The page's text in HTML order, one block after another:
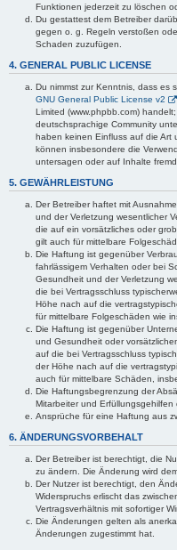
Funktionen jederzeit zu löschen
Du gestattest dem Betreiber
gegen o. g. Regeln verstoßen
Schaden zuzufügen.
4. GENERAL PUBLIC LICENSE
Du nimmst zur Kenntnis, dass es
GNU General Public License v2
Limited (www.phpbb.com)
deutschsprachige Community
haben keinen Einfluss auf die Art
können insbesondere die
untersagen oder auf Inhalte
5. GEWÄHRLEISTUNG
Der Betreiber haftet mit
und der Verletzung wesentlicher
die auf ein vorsätzliches oder
gilt auch für mittelbare
Die Haftung ist gegenüber
fahrlässigem Verhalten oder bei
Gesundheit und der Verletzung
die bei Vertragsschluss
Höhe nach auf die
für mittelbare Folgeschäden wie
Die Haftung ist gegenüber
und Gesundheit oder
auf die bei Vertragsschluss
der Höhe nach auf die
auch für mittelbare Schäden,
Die Haftungsbegrenzung der
Mitarbeiter und Erfüllungsgehilfen
Ansprüche für eine Haftung aus
6. ÄNDERUNGSVORBEHALT
Der Betreiber ist berechtigt, die
zu ändern. Die Änderung wird
Der Nutzer ist berechtigt, den
Widerspruchs erlischt das
Vertragsverhältnis mit sofortiger
Die Änderungen gelten als
Änderungen zugestimmt hat.